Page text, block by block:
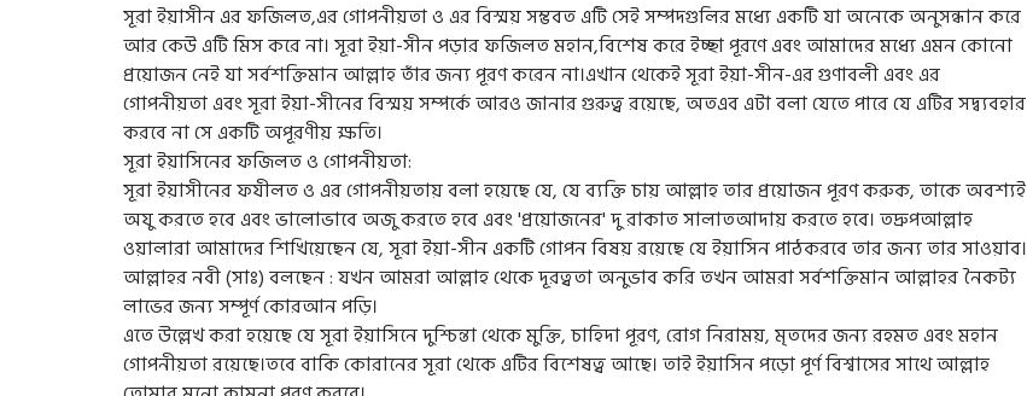
সূরা ইয়াসীন এর ফজিলত,এর গোপনীয়তা ও এর বিস্ময় সম্ভবত এটি সেই সম্পদগুলির মধ্যে একটি যা অনেকে অনুসন্ধান করে
আর কেউ এটি মিস করে না। সূরা ইয়া-সীন পড়ার ফজিলত মহান,বিশেষ করে ইচ্ছা পূরণে এবং আমাদের মধ্যে এমন কোনো
প্রয়োজন নেই যা সর্বশক্তিমান আল্লাহ তাঁর জন্য পূরণ করেন না।এখান থেকেই সূরা ইয়া-সীন-এর গুণাবলী এবং এর
গোপনীয়তা এবং সূরা ইয়া-সীনের বিস্ময় সম্পর্কে আরও জানার গুরুত্ব রয়েছে, অতএব এটা বলা যেতে পারে যে এটির সদ্ব্যবহার
করবে না সে একটি অপূরণীয় ক্ষতি।
সূরা ইয়াসিনের ফজিলত ও গোপনীয়তা:
সূরা ইয়াসীনের ফযীলত ও এর গোপনীয়তায় বলা হয়েছে যে, যে ব্যক্তি চায় আল্লাহ তার প্রয়োজন পূরণ করুক, তাকে অবশ্যই
অযু করতে হবে এবং ভালোভাবে অজু করতে হবে এবং 'প্রয়োজনের' দু রাকাত সালাতআদায় করতে হবে। তদ্রুপআল্লাহ
ওয়ালারা আমাদের শিখিয়েছেন যে, সূরা ইয়া-সীন একটি গোপন বিষয় রয়েছে যে ইয়াসিন পাঠকরবে তার জন্য তার সাওয়াব।
আল্লাহর নবী (সাঃ) বলছেন : যখন আমরা আল্লাহ থেকে দূরত্বতা অনুভাব করি তখন আমরা সর্বশক্তিমান আল্লাহর নৈকট্য
লাভের জন্য সম্পূর্ণ কোরআন পড়ি।
এতে উল্লেখ করা হয়েছে যে সূরা ইয়াসিনে দুশ্চিন্তা থেকে মুক্তি, চাহিদা পূরণ, রোগ নিরাময়, মৃতদের জন্য রহমত এবং মহান
গোপনীয়তা রয়েছে।তবে বাকি কোরানের সূরা থেকে এটির বিশেষত্ব আছে। তাই ইয়াসিন পড়ো পূর্ণ বিশ্বাসের সাথে আল্লাহ